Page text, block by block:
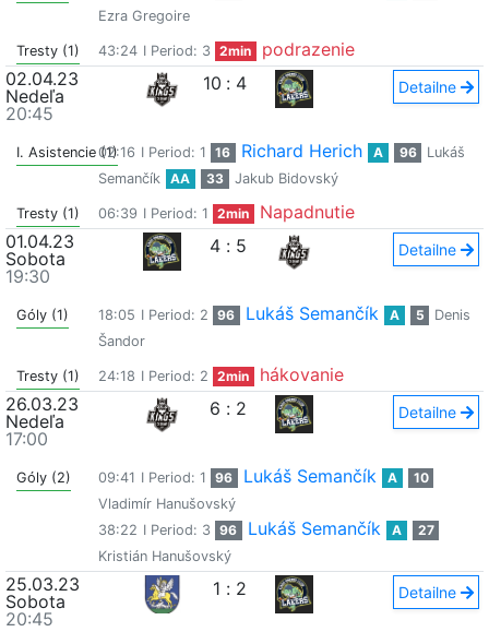
Ezra Gregoire
Tresty (1) 43:24 I Period: 3 2min
podrazenie
02.04.23
Nedeľa
20:45
10 : 4 Detailne
I. Asistencie (1)02:16 I Period: 1 16 Richard Herich A 96
Lukáš
Semančík
AA 33 Jakub Bidovský
Tresty (1) 06:39 I Period: 1 2min
Napadnutie
01.04.23
Sobota
19:30
4 : 5 Detailne
Góly (1) 18:05 I Period: 2 96 Lukáš Semančík A 5
Denis
Šandor
Tresty (1) 24:18 I Period: 2 2min
hákovanie
26.03.23
Nedeľa
17:00
6 : 2 Detailne
Góly (2) 09:41 I Period: 1 96 Lukáš Semančík A
10
Vladimír Hanušovský
38:22 I Period: 3 96 Lukáš Semančík A
27
Kristián Hanušovský
25.03.23
Sobota
20:45
1 : 2 Detailne